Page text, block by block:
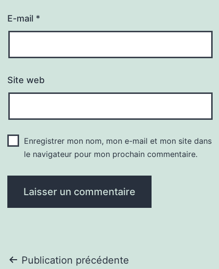
E-mail *
Site web
Enregistrer mon nom, mon e-mail et mon site dans
le navigateur pour mon prochain commentaire.
Navigation
Publication précédente